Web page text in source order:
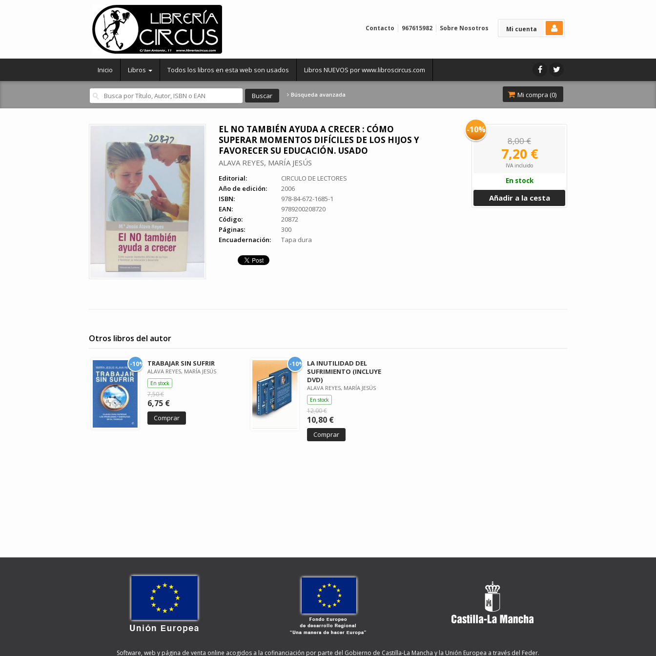
Mi cuenta
Contacto 967615982 Sobre Nosotros
Inicio Libros Todos los libros en esta web son usados Libros NUEVOS por www.libroscircus.com
Búsqueda avanzada Mi compra (0)
EL NO TAMBIÉN AYUDA A CRECER : CÓMO
SUPERAR MOMENTOS DIFÍCILES DE LOS HIJOS Y
FAVORECER SU EDUCACIÓN. USADO
ALAVA REYES, MARÍA JESÚS
Editorial:
CIRCULO DE LECTORES
Año de edición:
2006
ISBN:
978-84-672-1685-1
EAN:
9789200208720
Código:
20872
Páginas:
300
Encuadernación:
Tapa dura
-10%
8,00 €
7,20 €
IVA incluido
En stock
Añadir a la cesta
Otros libros del autor
-10% TRABAJAR SIN SUFRIR
ALAVA REYES, MARÍA JESÚS
En stock
7,50 €
6,75 €
Comprar
-10%
LA INUTILIDAD DEL
SUFRIMIENTO (INCLUYE
DVD)
ALAVA REYES, MARÍA JESÚS
En stock
12,00 €
10,80 €
Comprar
Software, web y página de venta online acogidos a la cofinanciación por parte del Gobierno de Castilla-La Mancha y la Unión Europea a través del Feder.